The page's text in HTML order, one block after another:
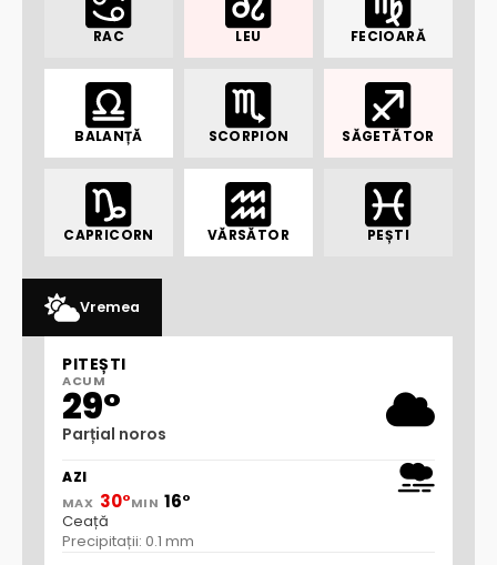
RAC LEU FECIOARĂ
BALANȚĂ SCORPION SĂGETĂTOR
CAPRICORN VĂRSĂTOR PEȘTI
Vremea
PITEȘTI
ACUM
29°
Parțial noros
AZI
MAX 30°MIN 16°
Ceață
Precipitații: 0.1 mm